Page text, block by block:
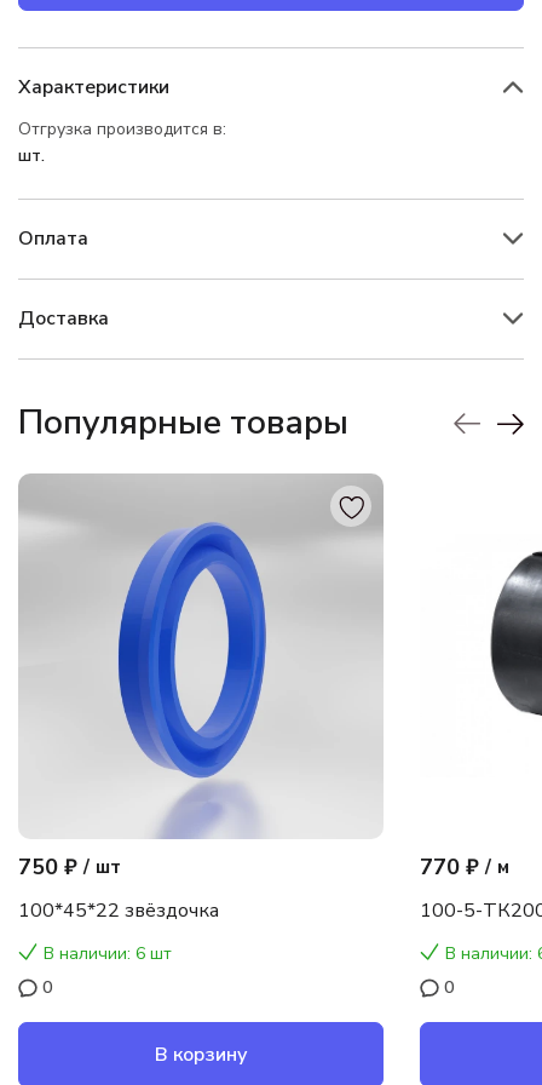
Характеристики
Отгрузка производится в:
шт.
Оплата
Доставка
Популярные товары
750 ₽ / шт
100*45*22 звёздочка
В наличии: 6 шт
0
В корзину
770 ₽ / м
100-5-
В наличии:
0